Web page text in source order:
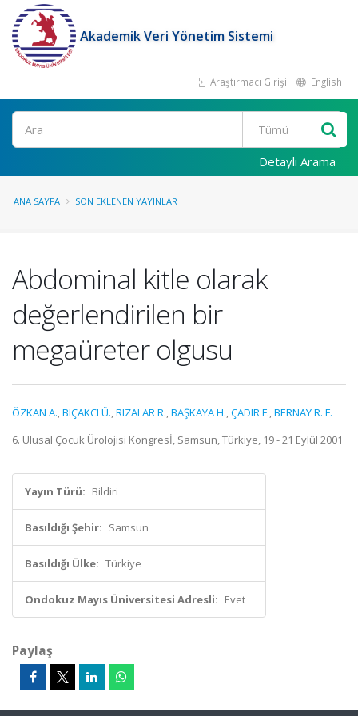
Akademik Veri Yönetim Sistemi
Araştırmacı Girişi English
Ara
Detaylı Arama
ANA SAYFA SON EKLENEN YAYINLAR
Abdominal kitle olarak
değerlendirilen bir
megaüreter olgusu
ÖZKAN A.,BIÇAKCI Ü.,RIZALAR R.,BAŞKAYA H.,ÇADIR F.,BERNAY R. F.
6. Ulusal Çocuk Ürolojisi Kongresİ, Samsun, Türkiye, 19 - 21 Eylül 2001
Yayın Türü: Bildiri
Basıldığı Şehir: Samsun
Basıldığı Ülke: Türkiye
Ondokuz Mayıs Üniversitesi Adresli: Evet
Paylaş